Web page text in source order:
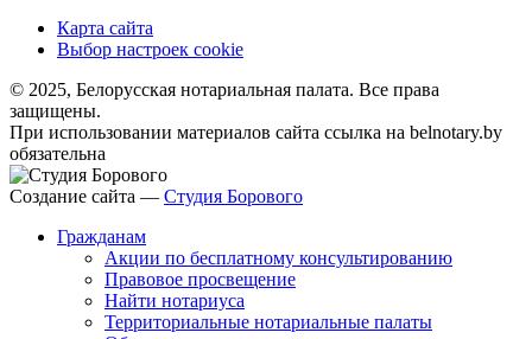
Карта сайта
Выбор настроек cookie
© 2025, Белорусская нотариальная палата. Все права
защищены.
При использовании материалов сайта ссылка на belnotary.by
обязательна
Создание сайта — Студия Борового
Гражданам
Акции по бесплатному консультированию
Правовое просвещение
Найти нотариуса
Территориальные нотариальные палаты